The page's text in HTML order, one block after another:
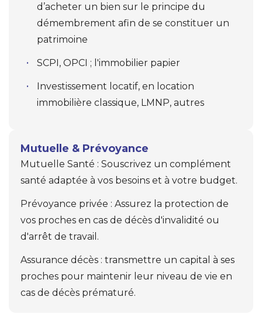
d’acheter un bien sur le principe du
démembrement afin de se constituer un
patrimoine
SCPI, OPCI ; l'immobilier papier
Investissement locatif, en location
immobilière classique, LMNP, autres
Mutuelle & Prévoyance
Mutuelle Santé : Souscrivez un complément
santé adaptée à vos besoins et à votre budget.
Prévoyance privée : Assurez la protection de
vos proches en cas de décès d'invalidité ou
d'arrêt de travail.
Assurance décès : transmettre un capital à ses
proches pour maintenir leur niveau de vie en
cas de décès prématuré.